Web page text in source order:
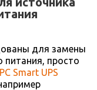
для замены
питания, просто
Smart UPS